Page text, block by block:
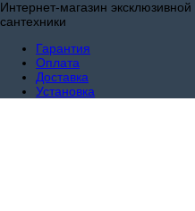
Интернет-магазин эксклюзивной
сантехники
Гарантия
Оплата
Доставка
Установка